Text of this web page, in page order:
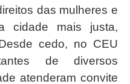
das mulheres e
cidade mais justa,
cedo, no CEU
de diversos
atenderam convite